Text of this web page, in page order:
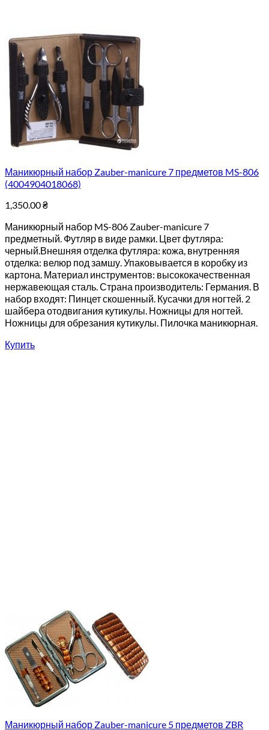
Маникюрный набор Zauber-manicure 7 предметов MS-806
(4004904018068)
1,350.00₴
Маникюрный набор MS-806 Zauber-manicure 7
предметный. Футляр в виде рамки. Цвет футляра:
черный.Внешняя отделка футляра: кожа, внутренняя
отделка: велюр под замшу. Упаковывается в коробку из
картона. Материал инструментов: высококачественная
нержавеющая сталь. Страна производитель: Германия. В
набор входят: Пинцет скошенный. Кусачки для ногтей. 2
шайбера отодвигания кутикулы. Ножницы для ногтей.
Ножницы для обрезания кутикулы. Пилочка маникюрная.
Купить
Маникюрный набор Zauber-manicure 5 предметов ZBR